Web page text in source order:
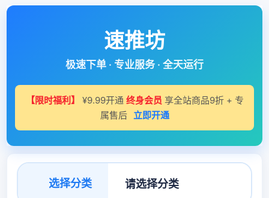
速推坊
极速下单 · 专业服务 · 全天运行
【限时福利】 ¥9.99开通 终身会员 享全站商品9折 + 专
属售后 立即开通
选择分类